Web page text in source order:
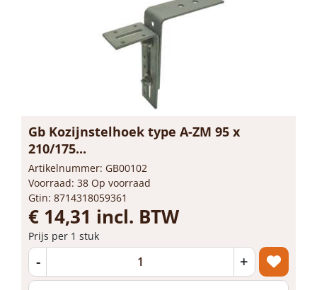
Gb Kozijnstelhoek type A-ZM 95 x
210/175...
Artikelnummer: GB00102
Voorraad: 38 Op voorraad
Gtin: 8714318059361
€ 14,31 incl. BTW
Prijs per 1 stuk
- +